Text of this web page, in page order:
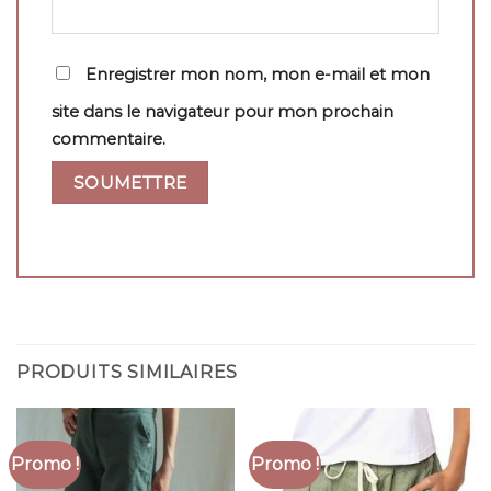
Enregistrer mon nom, mon e-mail et mon
site dans le navigateur pour mon prochain
commentaire.
PRODUITS SIMILAIRES
Promo ! Promo !